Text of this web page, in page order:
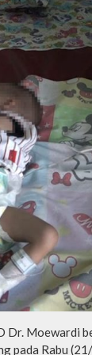
Moewardi
pada Rabu